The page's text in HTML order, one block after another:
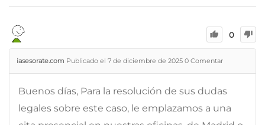
0
iasesorate.com Publicado el 7 de diciembre de 2025 0 Comentar
Buenos días, Para la resolución de sus dudas
legales sobre este caso, le emplazamos a una